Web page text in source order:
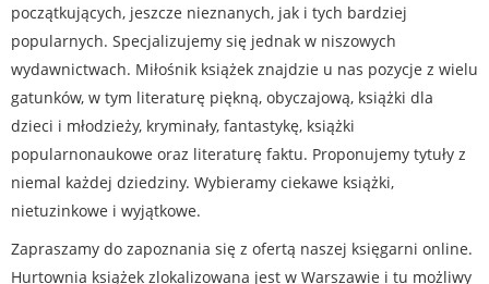
początkujących, jeszcze nieznanych, jak i tych bardziej
popularnych. Specjalizujemy się jednak w niszowych
wydawnictwach. Miłośnik książek znajdzie u nas pozycje z wielu
gatunków, w tym literaturę piękną, obyczajową, książki dla
dzieci i młodzieży, kryminały, fantastykę, książki
popularnonaukowe oraz literaturę faktu. Proponujemy tytuły z
niemal każdej dziedziny. Wybieramy ciekawe książki,
nietuzinkowe i wyjątkowe.
Zapraszamy do zapoznania się z ofertą naszej księgarni online.
Hurtownia książek zlokalizowana jest w Warszawie i tu możliwy